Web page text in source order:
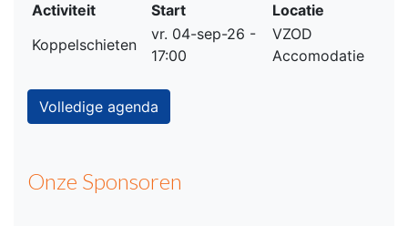
Activiteit Start
Locatie
Koppelschieten
vr. 04-sep-26 -
17:00
VZOD
Accomodatie
Volledige agenda
Onze Sponsoren